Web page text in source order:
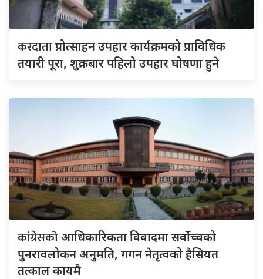
करदाताप्रोत्साहन उपहार कार्यक्रमको प्राविधिक
तयारी पूरा, शुक्रबार पहिलो उपहार घोषणा हुने
कांग्रेसकोआधिकारिकता विवादमा सर्वोच्चको
पुनरावलोकन अनुमति, गगन नेतृत्वको हैसियत
तत्काल कायमै